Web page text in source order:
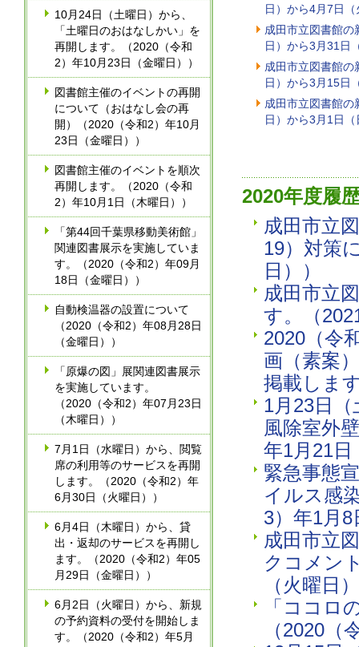
10月24日（土曜日）から、
「土曜日のおはなしかい」を
再開します。（2020（令和
2）年10月23日（金曜日））
図書館主催のイベントの再開
について（おはなし会の再
開）（2020（令和2）年10月
23日（金曜日））
図書館主催のイベントを順次
再開します。（2020（令和
2）年10月1日（木曜日））
「第44回千葉県移動美術館」
関連図書展示を実施していま
す。（2020（令和2）年09月
18日（金曜日））
自動検温器の設置について
（2020（令和2）年08月28日
（金曜日））
「原爆の図」展関連図書展示
を実施しています。
（2020（令和2）年07月23日
（木曜日））
7月1日（水曜日）から、閲覧
席の利用等のサービスを再開
します。（2020（令和2）年
6月30日（火曜日））
6月4日（木曜日）から、貸
出・返却のサービスを再開し
ます。（2020（令和2）年05
月29日（金曜日））
6月2日（火曜日）から、新規
の予約資料の受付を開始しま
す。（2020（令和2）年5月
日）から4月7日
成田市立図書館
日）から3月31日
成田市立図書館
日）から3月15日
成田市立図書館
日）から3月1日
2020年度履
成田市立
19）対策
日））
成田市立
す。（
2020（令
画（素案
掲載しま
1月23日
風除室外
年1月21日
緊急事態
イルス感
3）年1月
成田市立
クコメン
（火曜日
「ココロ
（2020（